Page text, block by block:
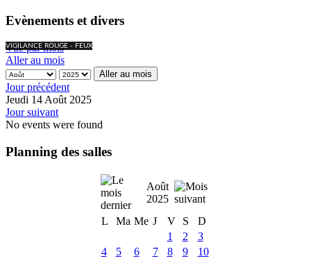
Evènements et divers
VIGILANCE ROUGE - FEUX
Vue par mois
Aller au mois
Aller au mois
Jour précédent
Jeudi 14 Août 2025
Jour suivant
No events were found
Planning des salles
Août
2025
L
Ma Me J V S
D
1
2
3
4
5 6 7 8 9
10